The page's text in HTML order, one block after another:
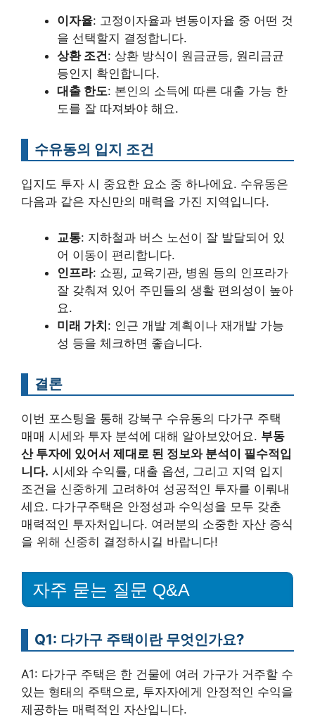
이자율: 고정이자율과 변동이자율 중 어떤 것
을 선택할지 결정합니다.
상환 조건: 상환 방식이 원금균등, 원리금균
등인지 확인합니다.
대출 한도: 본인의 소득에 따른 대출 가능 한
도를 잘 따져봐야 해요.
수유동의 입지 조건
입지도 투자 시 중요한 요소 중 하나에요. 수유동은
다음과 같은 자신만의 매력을 가진 지역입니다.
교통: 지하철과 버스 노선이 잘 발달되어 있
어 이동이 편리합니다.
인프라: 쇼핑, 교육기관, 병원 등의 인프라가
잘 갖춰져 있어 주민들의 생활 편의성이 높아
요.
미래 가치: 인근 개발 계획이나 재개발 가능
성 등을 체크하면 좋습니다.
결론
이번 포스팅을 통해 강북구 수유동의 다가구 주택
매매 시세와 투자 분석에 대해 알아보았어요. 부동
산 투자에 있어서 제대로 된 정보와 분석이 필수적입
니다. 시세와 수익률, 대출 옵션, 그리고 지역 입지
조건을 신중하게 고려하여 성공적인 투자를 이뤄내
세요. 다가구주택은 안정성과 수익성을 모두 갖춘
매력적인 투자처입니다. 여러분의 소중한 자산 증식
을 위해 신중히 결정하시길 바랍니다!
자주 묻는 질문 Q&A
Q1: 다가구 주택이란 무엇인가요?
A1: 다가구 주택은 한 건물에 여러 가구가 거주할 수
있는 형태의 주택으로, 투자자에게 안정적인 수익을
제공하는 매력적인 자산입니다.